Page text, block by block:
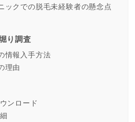
ックでの脱毛未経験者の懸念点
り調査
情報入手方法
理由
ンロード